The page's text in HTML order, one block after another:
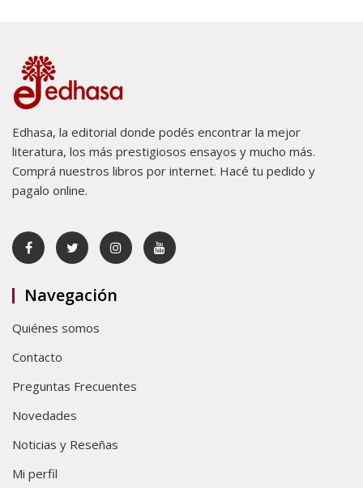
Edhasa, la editorial donde podés encontrar la mejor
literatura, los más prestigiosos ensayos y mucho más.
Comprá nuestros libros por internet. Hacé tu pedido y
pagalo online.
Navegación
Quiénes somos
Contacto
Preguntas Frecuentes
Novedades
Noticias y Reseñas
Mi perfil